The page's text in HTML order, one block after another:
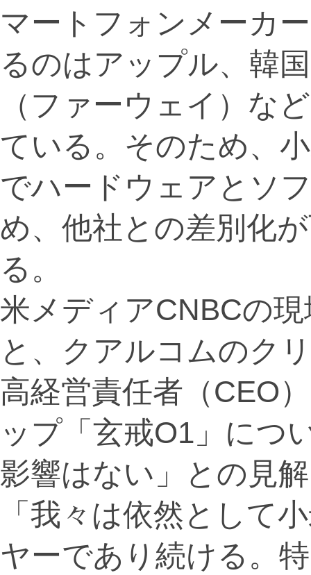
マートフォンメーカ
るのはアップル、韓
（ファーウェイ）な
ている。そのため、
でハードウェアとソ
め、他社との差別化
る。
米メディアCNBCの
と、クアルコムのク
高経営責任者（CEO
ップ「玄戒O1」につ
影響はない」との見
「我々は依然として
ヤーであり続ける。